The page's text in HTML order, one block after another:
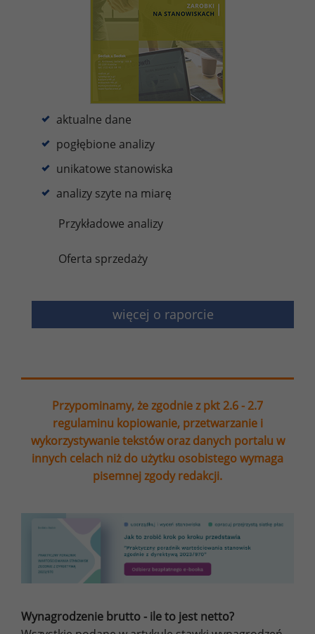
aktualne dane
pogłębione analizy
unikatowe stanowiska
analizy szyte na miarę
Przykładowe analizy
Oferta sprzedaży
więcej o raporcie
Przypominamy, że zgodnie z pkt 2.6 - 2.7
regulaminu kopiowanie, przetwarzanie i
wykorzystywanie tekstów oraz danych portalu w
innych celach niż do użytku osobistego wymaga
pisemnej zgody redakcji.
Wynagrodzenie brutto - ile to jest netto?